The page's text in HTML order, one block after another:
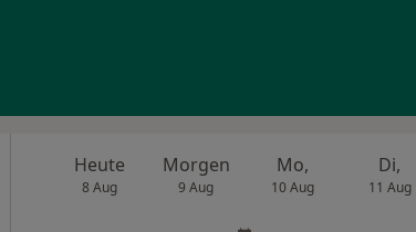
Heute
8 Aug
Morgen
9 Aug
Mo,
10 Aug
Di,
11 Aug